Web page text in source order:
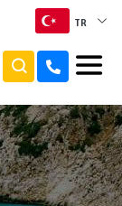
TR
TR
EN
RU